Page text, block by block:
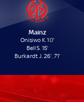
Mainz
Onisiwo K. 10'
Bell S. 15'
Burkardt J. 26', 71'